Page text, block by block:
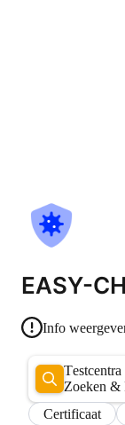
EASY-
Info
Testcentra
Zoeken &
Certificaat